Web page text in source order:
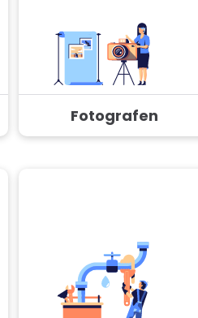
Fotografen